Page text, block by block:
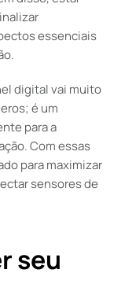
essenciais
digital vai muito
é um
para a
Com essas
para maximizar
sensores de
seu